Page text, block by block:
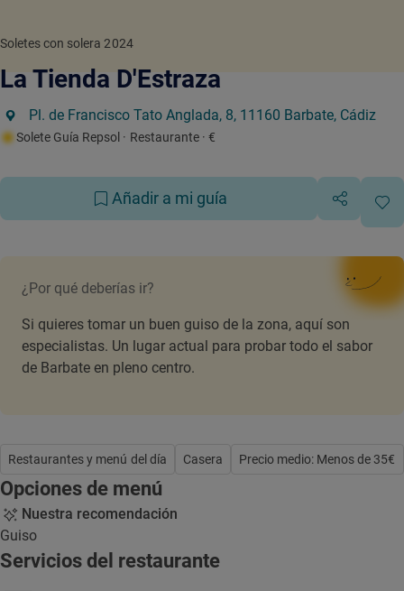
Soletes con solera 2024
La Tienda D'Estraza
Pl. de Francisco Tato Anglada, 8, 11160 Barbate, Cádiz
Solete Guía Repsol · Restaurante · €
Añadir a mi guía
¿Por qué deberías ir?
Si quieres tomar un buen guiso de la zona, aquí son
especialistas. Un lugar actual para probar todo el sabor
de Barbate en pleno centro.
Restaurantes y menú del día Casera Precio medio: Menos de 35€
Opciones de menú
Nuestra recomendación
Guiso
Servicios del restaurante